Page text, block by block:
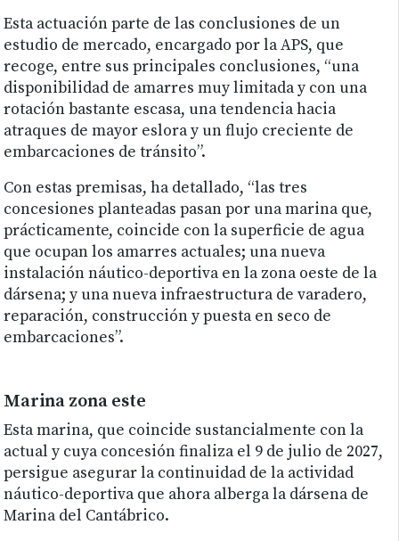
Esta actuación parte de las conclusiones de un
estudio de mercado, encargado por la APS, que
recoge, entre sus principales conclusiones, “una
disponibilidad de amarres muy limitada y con una
rotación bastante escasa, una tendencia hacia
atraques de mayor eslora y un flujo creciente de
embarcaciones de tránsito”.
Con estas premisas, ha detallado, “las tres
concesiones planteadas pasan por una marina que,
prácticamente, coincide con la superficie de agua
que ocupan los amarres actuales; una nueva
instalación náutico-deportiva en la zona oeste de la
dársena; y una nueva infraestructura de varadero,
reparación, construcción y puesta en seco de
embarcaciones”.
Marina zona este
Esta marina, que coincide sustancialmente con la
actual y cuya concesión finaliza el 9 de julio de 2027,
persigue asegurar la continuidad de la actividad
náutico-deportiva que ahora alberga la dársena de
Marina del Cantábrico.